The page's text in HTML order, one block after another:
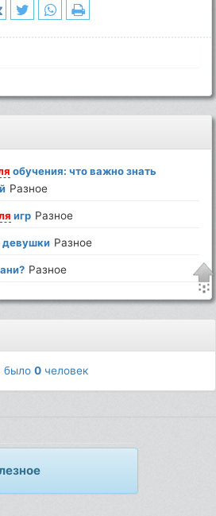
обучения: что важно знать
Разное
игр Разное
девушки Разное
Разное
было0 человек